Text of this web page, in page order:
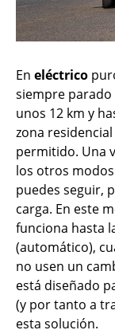
En eléctrico
siempre parado
unos 12 km y
zona
permitido. Una
los otros
puedes seguir,
carga. En este
funciona hasta
(automático),
no usen un
está diseñado
(y por tanto a
esta solución.